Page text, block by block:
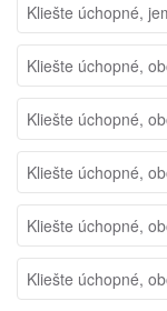
Kliešte úchopné,
Kliešte úchopné,
Kliešte úchopné,
Kliešte úchopné,
Kliešte úchopné,
Kliešte úchopné,